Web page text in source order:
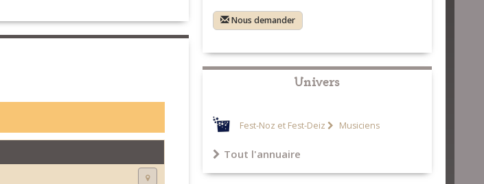
Nous demander
Univers
Fest-Noz et Fest-Deiz Musiciens
Tout l'annuaire